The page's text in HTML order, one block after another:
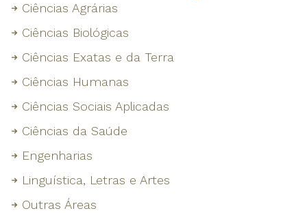
Ciências Agrárias
Ciências Biológicas
Ciências Exatas e da Terra
Ciências Humanas
Ciências Sociais Aplicadas
Ciências da Saúde
Engenharias
Linguística, Letras e Artes
Outras Áreas